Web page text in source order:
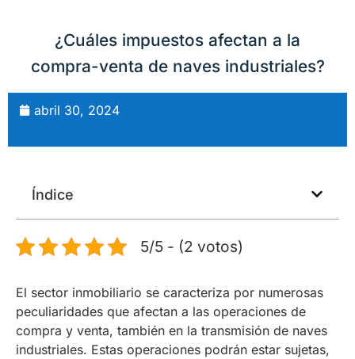
¿Cuáles impuestos afectan a la
compra-venta de naves industriales?
abril 30, 2024
5/5 - (2 votos)
El sector inmobiliario se caracteriza por numerosas
peculiaridades que afectan a las operaciones de
compra y venta, también en la transmisión de naves
industriales. Estas operaciones podrán estar sujetas,
Índice